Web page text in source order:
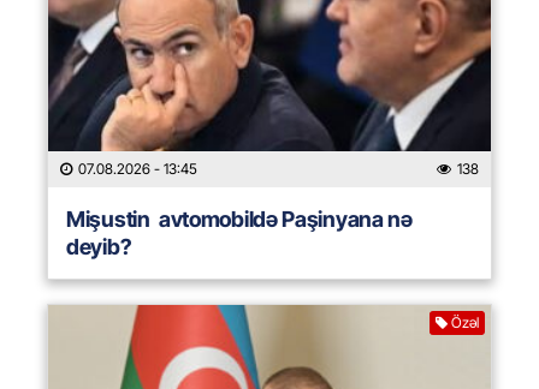
07.08.2026 - 13:45 138
Mişustin avtomobildə Paşinyana nə
deyib?
Özəl